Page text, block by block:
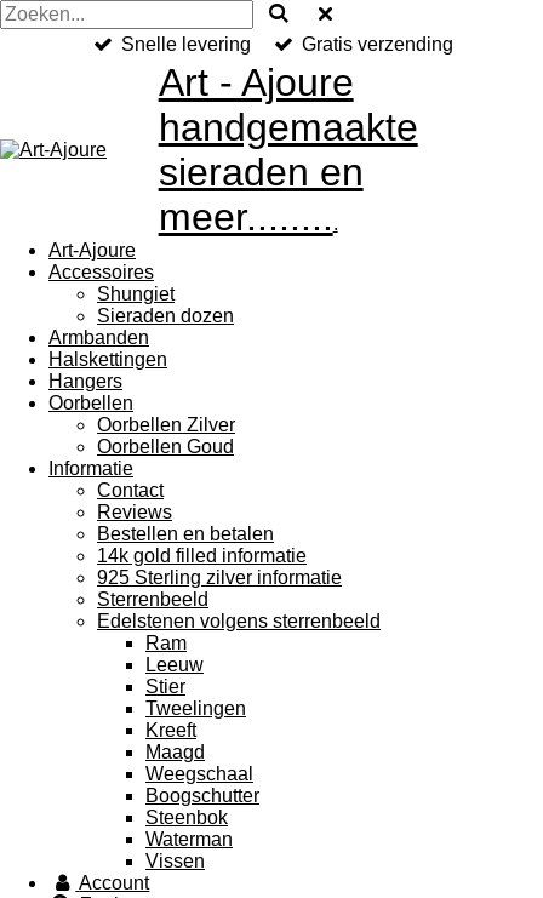
Snelle levering Gratis verzending
Art - Ajoure
handgemaakte
sieraden en
meer........ .
Art-Ajoure
Accessoires
Shungiet
Sieraden dozen
Armbanden
Halskettingen
Hangers
Oorbellen
Oorbellen Zilver
Oorbellen Goud
Informatie
Contact
Reviews
Bestellen en betalen
14k gold filled informatie
925 Sterling zilver informatie
Sterrenbeeld
Edelstenen volgens sterrenbeeld
Ram
Leeuw
Stier
Tweelingen
Kreeft
Maagd
Weegschaal
Boogschutter
Steenbok
Waterman
Vissen
Account